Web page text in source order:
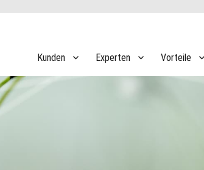
Kunden Experten Vorteile